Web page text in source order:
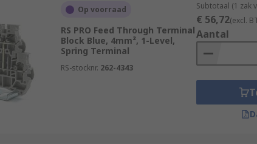
Op voorraad
RS PRO Feed Through Terminal
Block Blue, 4mm², 1-Level,
Spring Terminal
RS-stocknr. 262-4343
Subtotaal (1 zak
€ 56,72(excl.
Aantal